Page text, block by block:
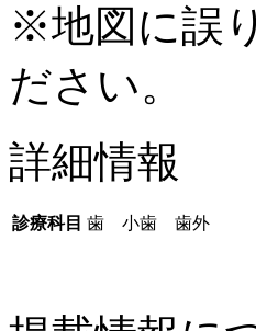
※地図に誤
ださい。
詳細情報
診療科目 歯 小歯 歯外